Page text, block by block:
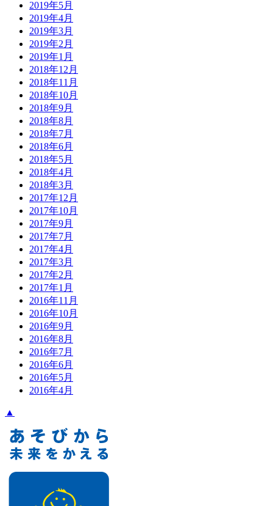
2019年5月
2019年4月
2019年3月
2019年2月
2019年1月
2018年12月
2018年11月
2018年10月
2018年9月
2018年8月
2018年7月
2018年6月
2018年5月
2018年4月
2018年3月
2017年12月
2017年10月
2017年9月
2017年7月
2017年4月
2017年3月
2017年2月
2017年1月
2016年11月
2016年10月
2016年9月
2016年8月
2016年7月
2016年6月
2016年5月
2016年4月
▲